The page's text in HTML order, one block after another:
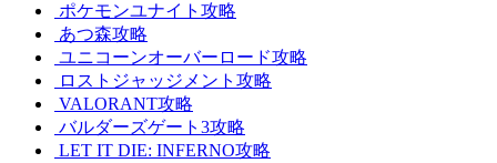
ポケモンユナイト攻略
あつ森攻略
ユニコーンオーバーロード攻略
ロストジャッジメント攻略
VALORANT攻略
バルダーズゲート3攻略
LET IT DIE: INFERNO攻略